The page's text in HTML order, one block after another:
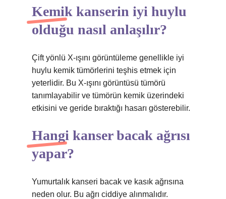
Kemik kanserin iyi huylu
olduğu nasıl anlaşılır?
Çift yönlü X-ışını görüntüleme genellikle iyi
huylu kemik tümörlerini teşhis etmek için
yeterlidir. Bu X-ışını görüntüsü tümörü
tanımlayabilir ve tümörün kemik üzerindeki
etkisini ve geride bıraktığı hasarı gösterebilir.
Hangi kanser bacak ağrısı
yapar?
Yumurtalık kanseri bacak ve kasık ağrısına
neden olur. Bu ağrı ciddiye alınmalıdır.